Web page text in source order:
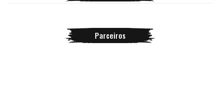
Parceiros